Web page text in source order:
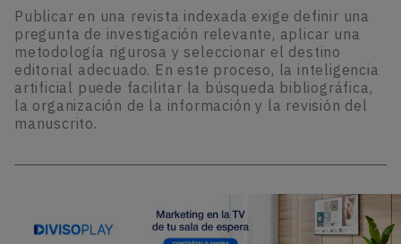
Publicar en una revista indexada exige definir una
pregunta de investigación relevante, aplicar una
metodología rigurosa y seleccionar el destino
editorial adecuado. En este proceso, la inteligencia
artificial puede facilitar la búsqueda bibliográfica,
la organización de la información y la revisión del
manuscrito.